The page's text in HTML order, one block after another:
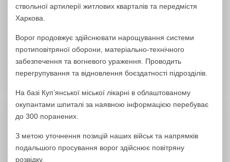
ствольної артилерії житлових кварталів та передмістя
Харкова.
Ворог продовжує здійснювати нарощування системи
протиповітряної оборони, матеріально-технічного
забезпечення та вогневого ураження. Проводить
перегрупування та відновлення боєздатності підрозділів.
На базі Куп’янської міської лікарні в облаштованому
окупантами шпиталі за наявною інформацією перебуває
до 300 поранених.
З метою уточнення позицій наших військ та напрямків
подальшого просування ворог здійснює повітряну
розвідку.